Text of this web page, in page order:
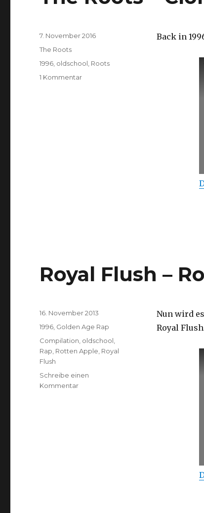
Back in
Veröffentlicht
am
7. November 2016
Kategorien
The Roots
Schlagwörter
1996 oldschool Roots
1 Kommentarzu
Royal Flush –
Nun wird
Royal
Veröffentlicht
am
16. November 2013
Kategorien
1996, Golden Age Rap
Schlagwörter
Compilation, oldschool,
Rap, Rotten Apple, Royal
Flush
Schreibe einen
Kommentarzu